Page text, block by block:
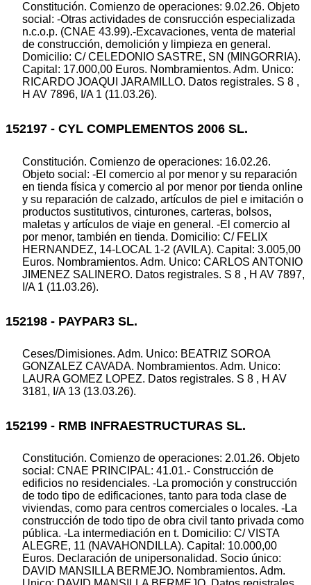
Constitución. Comienzo de operaciones: 9.02.26. Objeto
social: -Otras actividades de consrucción especializada
n.c.o.p. (CNAE 43.99).-Excavaciones, venta de material
de construcción, demolición y limpieza en general.
Domicilio: C/ CELEDONIO SASTRE, SN (MINGORRIA).
Capital: 17.000,00 Euros. Nombramientos. Adm. Unico:
RICARDO JOAQUI JARAMILLO. Datos registrales. S 8 ,
H AV 7896, I/A 1 (11.03.26).
152197 - CYL COMPLEMENTOS 2006 SL.
Constitución. Comienzo de operaciones: 16.02.26.
Objeto social: -El comercio al por menor y su reparación
en tienda física y comercio al por menor por tienda online
y su reparación de calzado, artículos de piel e imitación o
productos sustitutivos, cinturones, carteras, bolsos,
maletas y artículos de viaje en general. -El comercio al
por menor, también en tienda. Domicilio: C/ FELIX
HERNANDEZ, 14-LOCAL 1-2 (AVILA). Capital: 3.005,00
Euros. Nombramientos. Adm. Unico: CARLOS ANTONIO
JIMENEZ SALINERO. Datos registrales. S 8 , H AV 7897,
I/A 1 (11.03.26).
152198 - PAYPAR3 SL.
Ceses/Dimisiones. Adm. Unico: BEATRIZ SOROA
GONZALEZ CAVADA. Nombramientos. Adm. Unico:
LAURA GOMEZ LOPEZ. Datos registrales. S 8 , H AV
3181, I/A 13 (13.03.26).
152199 - RMB INFRAESTRUCTURAS SL.
Constitución. Comienzo de operaciones: 2.01.26. Objeto
social: CNAE PRINCIPAL: 41.01.- Construcción de
edificios no residenciales. -La promoción y construcción
de todo tipo de edificaciones, tanto para toda clase de
viviendas, como para centros comerciales o locales. -La
construcción de todo tipo de obra civil tanto privada como
pública. -La intermediación en t. Domicilio: C/ VISTA
ALEGRE, 11 (NAVAHONDILLA). Capital: 10.000,00
Euros. Declaración de unipersonalidad. Socio único:
DAVID MANSILLA BERMEJO. Nombramientos. Adm.